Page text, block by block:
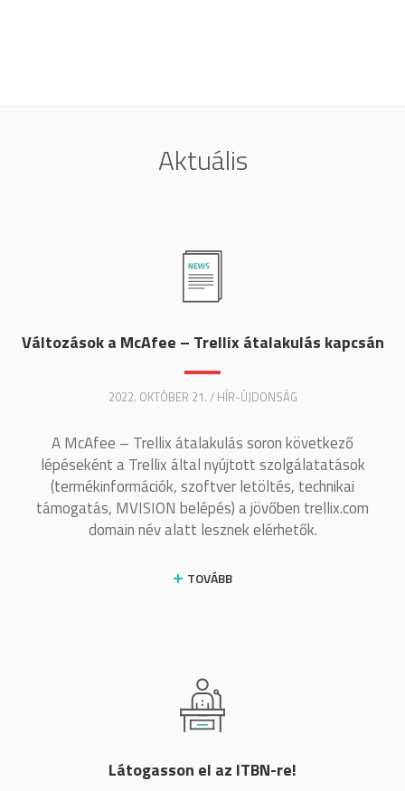
Aktuális
Változások a McAfee – Trellix átalakulás kapcsán
2022. OKTÓBER 21. / HÍR-ÚJDONSÁG
A McAfee – Trellix átalakulás soron következő
lépéseként a Trellix által nyújtott szolgálatatások
(termékinformációk, szoftver letöltés, technikai
támogatás, MVISION belépés) a jövőben trellix.com
domain név alatt lesznek elérhetők.
TOVÁBB
Látogasson el az ITBN-re!